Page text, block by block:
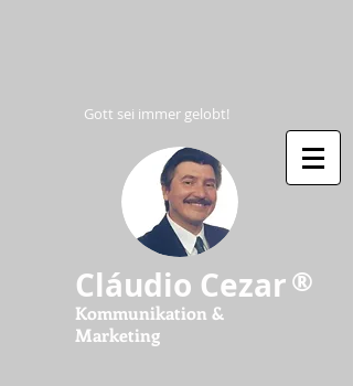
®
Cláudio Cezar
Kommunikation &
Marketing
Gott sei immer gelobt!